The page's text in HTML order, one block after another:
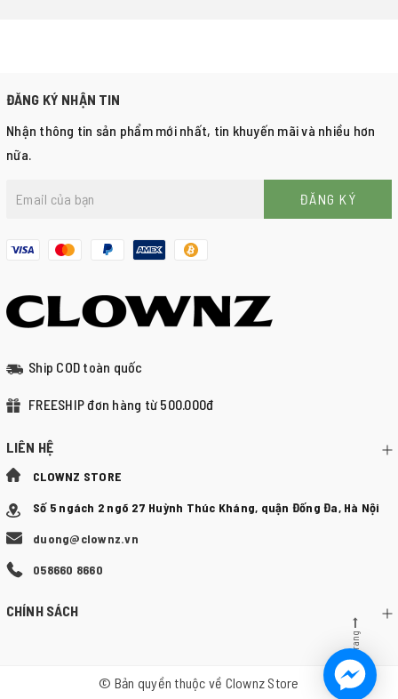
Ship COD toàn quốc
FREESHIP đơn hàng từ 500.000đ
LIÊN HỆ
CLOWNZ STORE
Số 5 ngách 2 ngõ 27 Huỳnh Thúc Kháng, quận Đống Đa, Hà Nội
duong@clownz.vn
058660 8660
CHÍNH SÁCH
ĐĂNG KÝ NHẬN TIN
Nhận thông tin sản phẩm mới nhất, tin khuyến mãi và nhiều hơn
nữa.
ĐĂNG KÝ
© Bản quyền thuộc về Clownz Store
Lên đầu trang